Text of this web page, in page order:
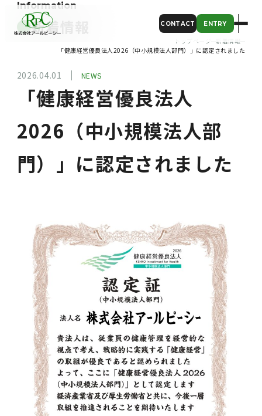
ENTRY
CONTACT
Information
新着情報
トップページ
新着情報
「健康経営優良法人2026（中小規模法人部門）」に認定されました
2026.04.01 NEWS
「健康経営優良法人
2026（中小規模法人部
門）」に認定されました